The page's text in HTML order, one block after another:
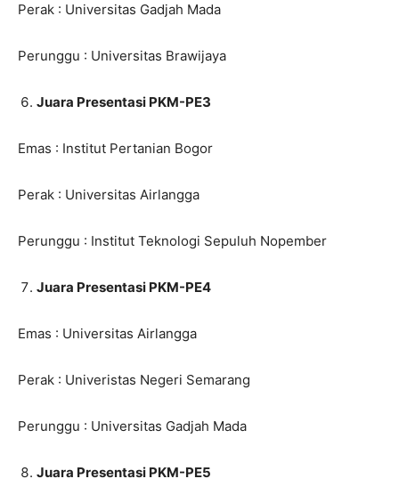
Perak : Universitas Gadjah Mada
Perunggu : Universitas Brawijaya
Juara Presentasi PKM-PE3
Emas : Institut Pertanian Bogor
Perak : Universitas Airlangga
Perunggu : Institut Teknologi Sepuluh Nopember
Juara Presentasi PKM-PE4
Emas : Universitas Airlangga
Perak : Univeristas Negeri Semarang
Perunggu : Universitas Gadjah Mada
Juara Presentasi PKM-PE5